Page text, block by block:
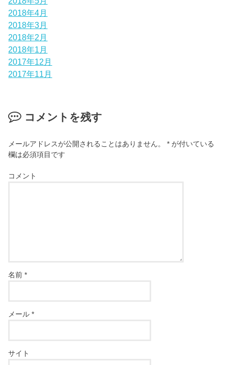
2018年4月
2018年3月
2018年2月
2018年1月
2017年12月
2017年11月
コメントを残す
メールアドレスが公開されることはありません。 * が付いている
欄は必須項目です
コメント
名前*
メール*
サイト